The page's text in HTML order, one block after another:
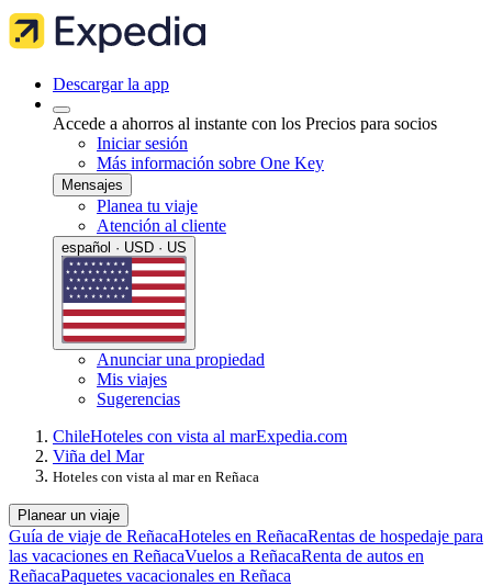
Descargar la app
Accede a ahorros al instante con los Precios para socios
Iniciar sesión
Más información sobre One Key
Mensajes
Planea tu viaje
Atención al cliente
español · USD · US
Anunciar una propiedad
Mis viajes
Sugerencias
ChileHoteles con vista al marExpedia.com
Viña del Mar
Hoteles con vista al mar en Reñaca
Planear un viaje
Guía de viaje de ReñacaHoteles en ReñacaRentas de hospedaje para
las vacaciones en ReñacaVuelos a ReñacaRenta de autos en
ReñacaPaquetes vacacionales en Reñaca